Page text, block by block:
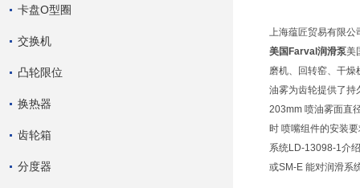
卡盘O型圈
交换机
凸轮限位
换热器
齿轮箱
分度器
上海蕴匠贸易有限
美国Farval润滑泵美
磨机、回转窑、干
油雾为齿轮提供了持
203mm 喷油雾面直
时 喷嘴组件的安装
系统LD-13098-1介
或SM-E 能对润滑系